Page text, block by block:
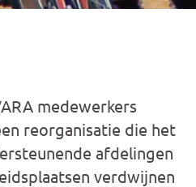
medewerkers
reorganisatie die het
afdelingen
verdwijnen